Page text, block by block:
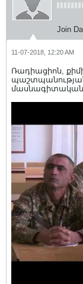
Join
11-07-2018, 12:20 AM
Ռադիացիոն,
մասնագիտական